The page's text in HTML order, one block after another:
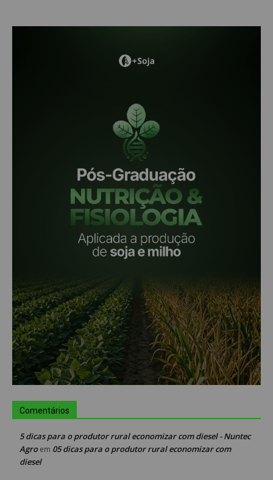
Comentários
5 dicas para o produtor rural economizar com diesel - Nuntec
Agroem 05 dicas para o produtor rural economizar com
diesel